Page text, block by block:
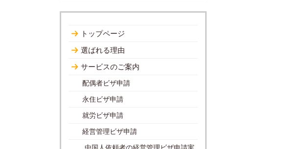
トップページ
選ばれる理由
サービスのご案内
配偶者ビザ申請
永住ビザ申請
就労ビザ申請
経営管理ビザ申請